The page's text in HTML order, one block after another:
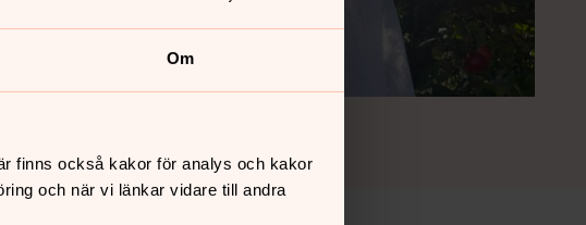
Om
finns också kakor för analys och kakor
och när vi länkar vidare till andra